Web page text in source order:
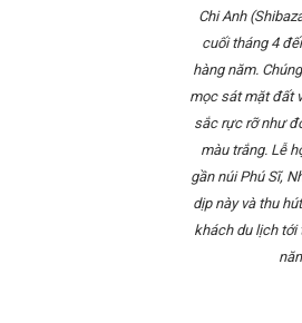
Chi Anh
cuối tháng 4
hàng năm.
mọc sát mặt đất
sắc rực rỡ như
màu trắng. Lễ
gần núi Phú Sĩ,
dịp này và thu
khách du lịch tới